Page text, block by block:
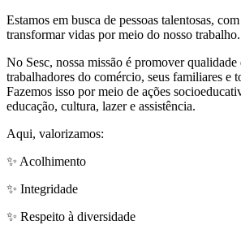
Estamos em busca de pessoas talentosas,
transformar vidas por meio do nosso trabalho.
No Sesc, nossa missão é promover qualidade
trabalhadores do comércio, seus familiares e
Fazemos isso por meio de ações
educação, cultura, lazer e assistência.
Aqui, valorizamos:
✨ Acolhimento
✨ Integridade
✨ Respeito à diversidade